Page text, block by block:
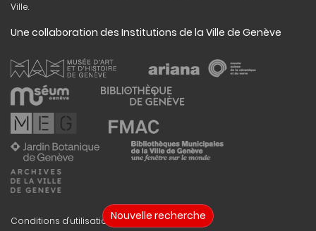
Nouvelle recherche
Ville.
Une collaboration des Institutions de la Ville de Genève
Conditions d'utilisation